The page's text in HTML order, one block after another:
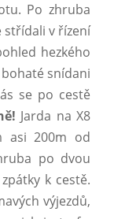
Po zhruba
střídali v řízení
hezkého
snídani
se po cestě
Jarda na X8
asi 200m od
po dvou
k cestě.
výjezdů,